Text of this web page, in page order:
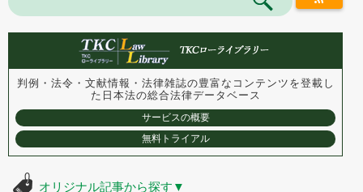
判例・法令・文献情報・法律雑誌の豊富なコンテンツを登載し
た 日本法の総合法律データベース
サービスの概要
無料トライアル
オリジナル記事から探す ▼